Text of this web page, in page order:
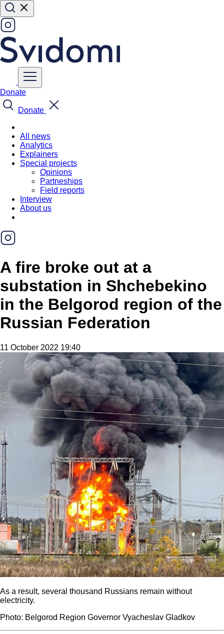
Donate
Donate
All news
Analytics
Explainers
Special projects
Opinions
Partneships
Field reports
Interview
About us
A fire broke out at a
substation in Shchebekino
in the Belgorod region of the
Russian Federation
11 October 2022 19:40
As a result, several thousand Russians remain without
electricity.
Photo: Belgorod Region Governor Vyacheslav Gladkov